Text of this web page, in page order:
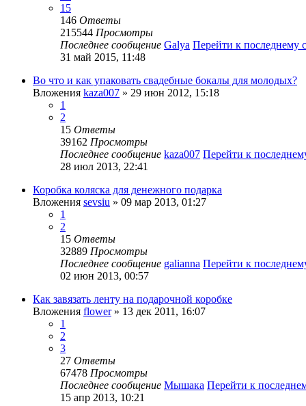
15
146 Ответы
215544 Просмотры
Последнее сообщение Galya Перейти к последнему
31 май 2015, 11:48
Во что и как упаковать свадебные бокалы для молодых?
Вложения kaza007 » 29 июн 2012, 15:18
1
2
15 Ответы
39162 Просмотры
Последнее сообщение kaza007 Перейти к
28 июл 2013, 22:41
Коробка коляска для денежного подарка
Вложения sevsiu » 09 мар 2013, 01:27
1
2
15 Ответы
32889 Просмотры
Последнее сообщение galianna Перейти к
02 июн 2013, 00:57
Как завязать ленту на подарочной коробке
Вложения flower» 13 дек 2011, 16:07
1
2
3
27 Ответы
67478 Просмотры
Последнее сообщение Мышака Перейти к
15 апр 2013, 10:21